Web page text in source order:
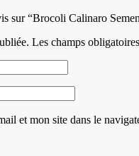
sur “Brocoli Calinaro
Les champs
et mon site dans le